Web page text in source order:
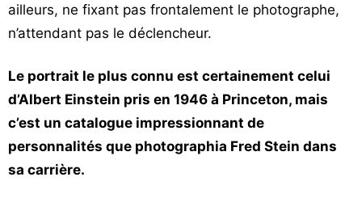
ailleurs, ne fixant pas frontalement le photographe,
n’attendant pas le déclencheur.
Le portrait le plus connu est certainement celui
d’Albert Einstein pris en 1946 à Princeton, mais
c’est un catalogue impressionnant de
personnalités que photographia Fred Stein dans
sa carrière.